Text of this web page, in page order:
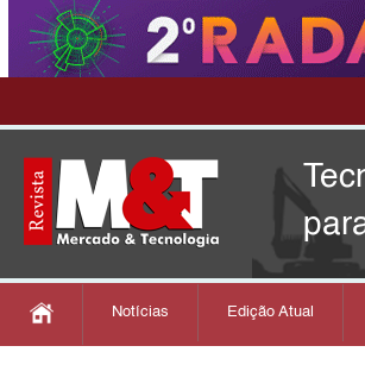
Notícias Edição Atual